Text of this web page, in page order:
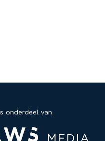
onderdeel van